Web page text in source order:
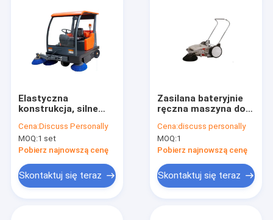
Elastyczna
konstrukcja, silne
szybkie i dokładne
czyszczenie
Cena:Discuss Personally
MOQ:1 set
Pobierz najnowszą cenę
Skontaktuj się teraz
Zasilana bateryjnie
ręczna maszyna do
na podłogi z
twardego drewna /
granitu
Cena:discuss personally
MOQ:1
Pobierz najnowszą cenę
Skontaktuj się teraz